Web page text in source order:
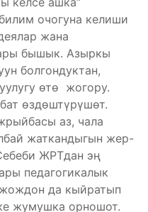
очогуна келиши
жана
бышык. Азыркы
болгондуктан,
өтө жогору.
өздөштүрүшөт.
аз, чала
жаткандыгын жер-
ЖРТдан эң
педагогикалык
да кыйратып
жумушка орношот.